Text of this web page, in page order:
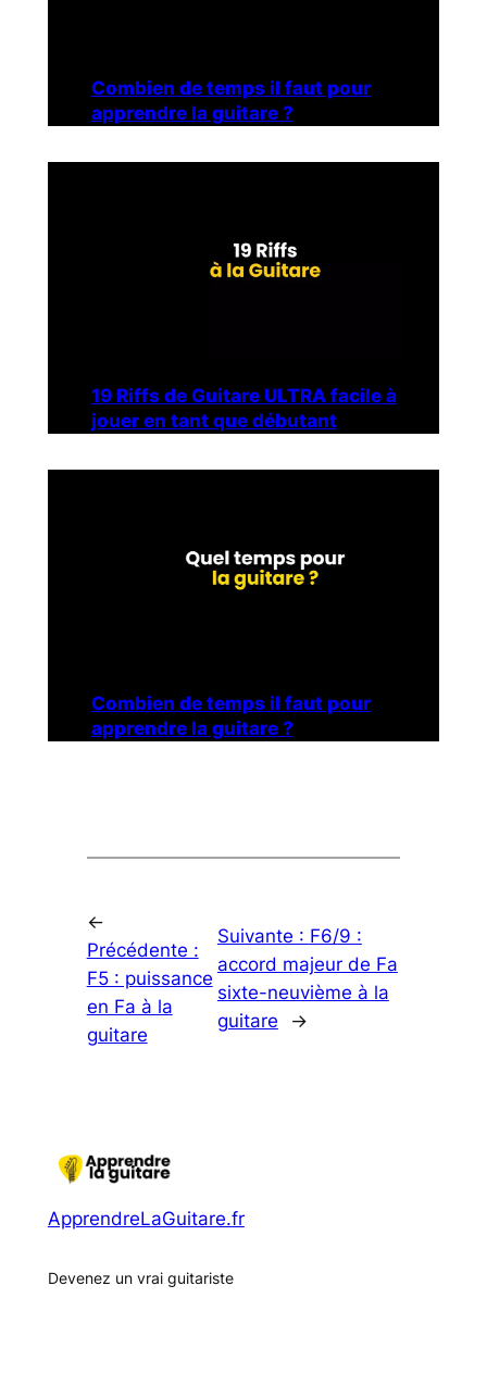
Combien de temps il faut pour
apprendre la guitare ?
19 Riffs de Guitare ULTRA facile à
jouer en tant que débutant
Combien de temps il faut pour
apprendre la guitare ?
←
Précédente :
F5 : puissance
en Fa à la
guitare
Suivante : F6/9 :
accord majeur de Fa
sixte-neuvième à la
guitare
→
ApprendreLaGuitare.fr
Devenez un vrai guitariste